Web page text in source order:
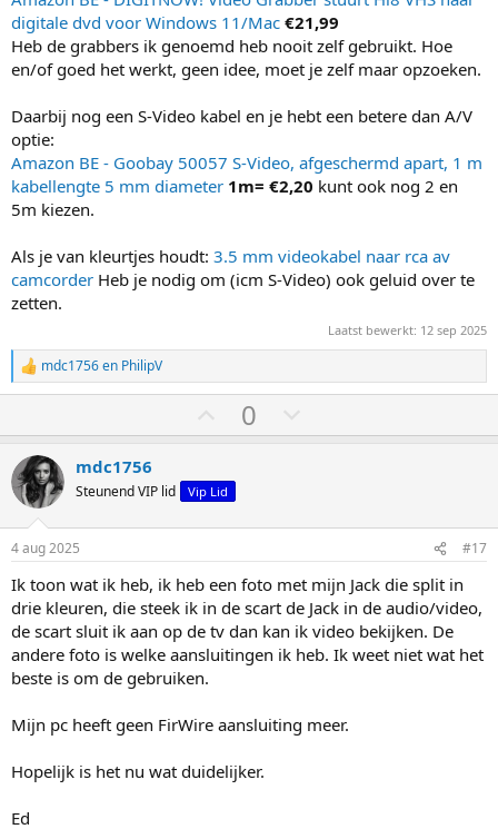
digitale dvd voor Windows 11/Mac €21,99
Heb de grabbers ik genoemd heb nooit zelf gebruikt. Hoe
en/of goed het werkt, geen idee, moet je zelf maar opzoeken.
Daarbij nog een S-Video kabel en je hebt een betere dan A/V
optie:
Amazon BE - Goobay 50057 S-Video, afgeschermd apart, 1 m
kabellengte 5 mm diameter 1m= €2,20 kunt ook nog 2 en
5m kiezen.
Als je van kleurtjes houdt: 3.5 mm videokabel naar rca av
camcorder Heb je nodig om (icm S-Video) ook geluid over te
zetten.
Laatst bewerkt: 12 sep 2025
W
a
e
r
i
g
e
n
:
mdc1756en PhilipV
t
m
o
h
o
o
g
0
t
o
l
a
a
g
mdc1756
Steunend VIP lid Vip Lid
4 aug 2025 #17
Ik toon wat ik heb, ik heb een foto met mijn Jack die split in
drie kleuren, die steek ik in de scart de Jack in de audio/video,
de scart sluit ik aan op de tv dan kan ik video bekijken. De
andere foto is welke aansluitingen ik heb. Ik weet niet wat het
beste is om de gebruiken.
Mijn pc heeft geen FirWire aansluiting meer.
Hopelijk is het nu wat duidelijker.
Ed